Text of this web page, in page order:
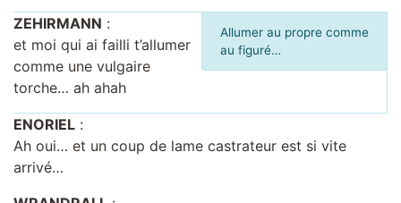
Allumer au propre comme
au figuré…
ZEHIRMANN :
et moi qui ai failli t’allumer
comme une vulgaire
torche… ah ahah
ENORIEL :
Ah oui… et un coup de lame castrateur est si vite
arrivé…